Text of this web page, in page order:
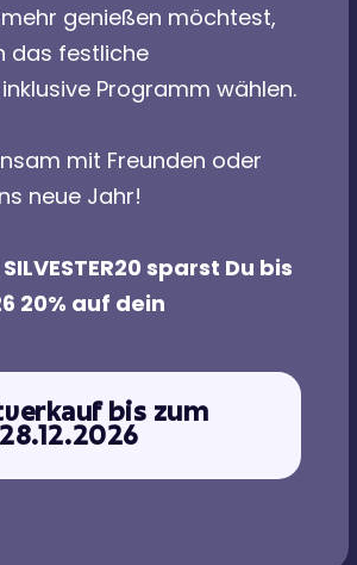
genießen möchtest,
das festliche
Programm wählen.
mit Freunden oder
neue Jahr!
sparst Du bis
20% auf dein
bis zum
28.12.2026